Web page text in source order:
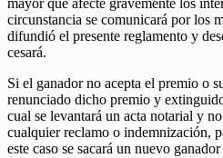
mayor que afecte gravemente los
circunstancia se comunicará por los
difundió el presente reglamento y
cesará.
Si el ganador no acepta el premio o
renunciado dicho premio y
cual se levantará un acta notarial y
cualquier reclamo o indemnización,
este caso se sacará un nuevo